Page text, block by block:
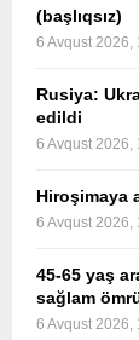
(başlıqsız)
6 Avqust 2026,
Rusiya:
edildi
6 Avqust 2026,
Hiroşimaya
6 Avqust 2026,
45-65 yaş
sağlam
6 Avqust 2026,